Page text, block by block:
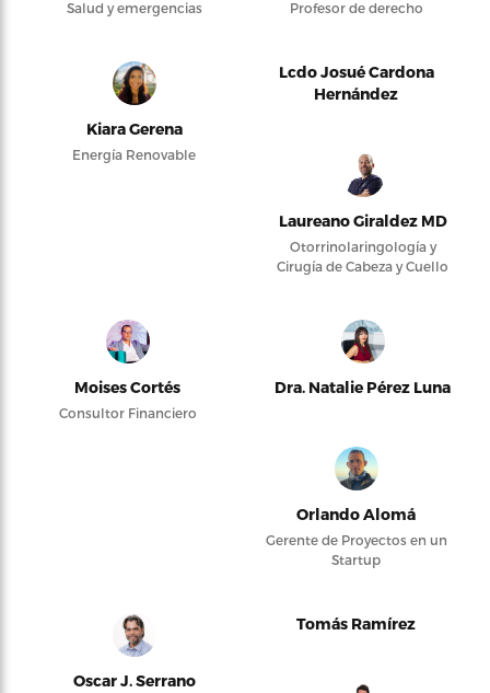
Salud y emergencias Profesor de derecho
Kiara Gerena
Energía Renovable
Lcdo Josué Cardona
Hernández
Laureano Giraldez MD
Otorrinolaringología y
Cirugía de Cabeza y Cuello
Moises Cortés
Consultor Financiero
Dra. Natalie Pérez Luna
Orlando Alomá
Gerente de Proyectos en un
Startup
Oscar J. Serrano
Tomás Ramírez